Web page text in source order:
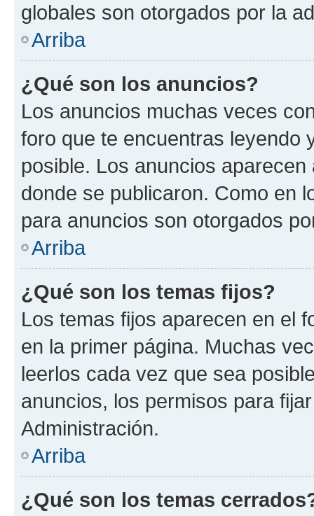
globales son otorgados por la
Arriba
¿Qué son los anuncios?
Los anuncios muchas veces
foro que te encuentras leyendo
posible. Los anuncios
donde se publicaron. Como en
para anuncios son otorgados
Arriba
¿Qué son los temas fijos?
Los temas fijos aparecen en el
en la primer página. Muchas
leerlos cada vez que sea
anuncios, los permisos para
Administración.
Arriba
¿Qué son los temas